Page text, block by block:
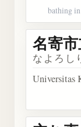
bathing
名寄
なよろし
Universitas